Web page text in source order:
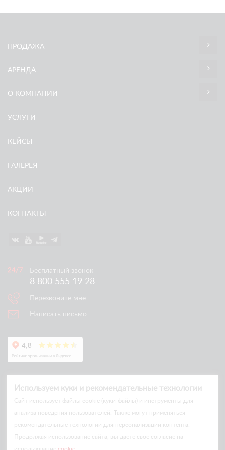
© Arlift 2026
ПРОДАЖА
АРЕНДА
О КОМПАНИИ
УСЛУГИ
КЕЙСЫ
ГАЛЕРЕЯ
АКЦИИ
КОНТАКТЫ
Бесплатный звонок
8 800 555 19 28
Перезвоните мне
Написать письмо
Используем куки и рекомендательные технологии
Cайт использует файлы cookie (куки-файлы) и инструменты для
анализа поведения пользователей. Также могут применяться
рекомендательные технологии для персонализации контента.
Продолжая использование сайта, вы даете свое согласие на